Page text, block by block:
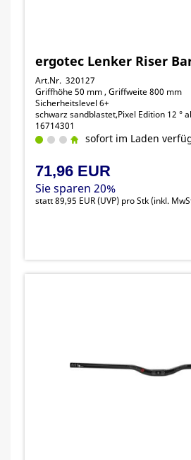
ergotec Lenker Riser
Art.Nr. 320127
Griffhöhe 50 mm , Griffweite 800 mm
Sicherheitslevel 6+
schwarz sandblastet,Pixel Edition 12 °
16714301
sofort im Laden
71,96 EUR
Sie sparen 20%
statt89,95 EUR(UVP) pro Stk (inkl.